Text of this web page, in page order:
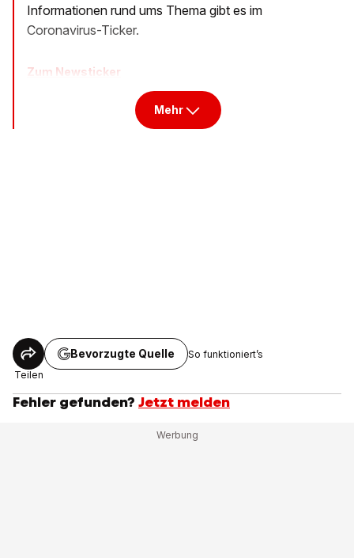
Informationen rund ums Thema gibt es im
Coronavirus-Ticker.
Zum Newsticker
Mehr
Teilen
Bevorzugte Quelle So funktioniert’s
Fehler gefunden? Jetzt melden